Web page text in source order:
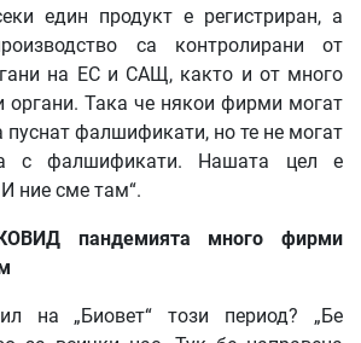
един продукт е регистриран, а
са контролирани от
на ЕС и САЩ, както и от много
органи. Така че някои фирми могат
пуснат фалшификати, но те не могат
с фалшификати. Нашата цел е
ние сме там“.
пандемията много фирми
на „Биовет“ този период? „Бе